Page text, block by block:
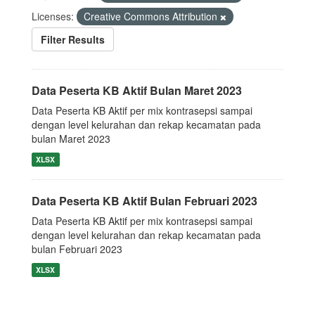
Licenses:
Creative Commons Attribution
Filter Results
Data Peserta KB Aktif Bulan Maret 2023
Data Peserta KB Aktif per mix kontrasepsi sampai
dengan level kelurahan dan rekap kecamatan pada
bulan Maret 2023
XLSX
Data Peserta KB Aktif Bulan Februari 2023
Data Peserta KB Aktif per mix kontrasepsi sampai
dengan level kelurahan dan rekap kecamatan pada
bulan Februari 2023
XLSX